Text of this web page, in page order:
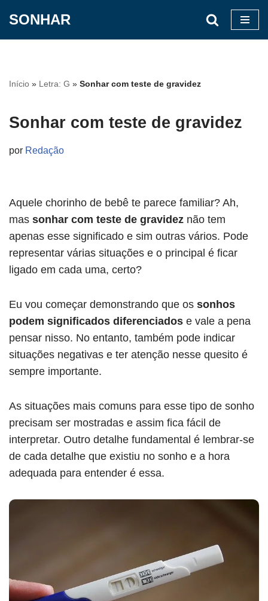
conteúdo
SONHAR
Início » Letra: G » Sonhar com teste de gravidez
Sonhar com teste de gravidez
por Redação
Aquele chorinho de bebê te parece familiar? Ah,
mas sonhar com teste de gravidez não tem
apenas esse significado e sim outras vários. Pode
representar várias situações e o principal é ficar
ligado em cada uma, certo?
Eu vou começar demonstrando que os sonhos
podem significados diferenciados e vale a pena
pensar nisso. No entanto, também pode indicar
situações negativas e ter atenção nesse quesito é
sempre importante.
As situações mais comuns para esse tipo de sonho
precisam ser mostradas e assim fica fácil de
interpretar. Outro detalhe fundamental é lembrar-se
de cada detalhe que existiu no sonho e a hora
adequada para entender é essa.